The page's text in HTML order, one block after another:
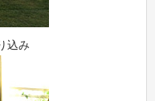
込み